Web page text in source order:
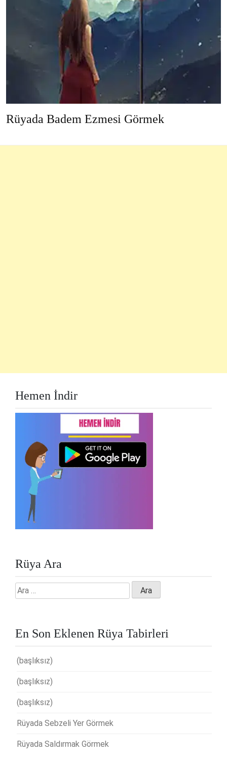
Rüyada Badem Ezmesi Görmek
Hemen İndir
Rüya Ara
Arama:
En Son Eklenen Rüya Tabirleri
(başlıksız)
(başlıksız)
(başlıksız)
Rüyada Sebzeli Yer Görmek
Rüyada Saldırmak Görmek